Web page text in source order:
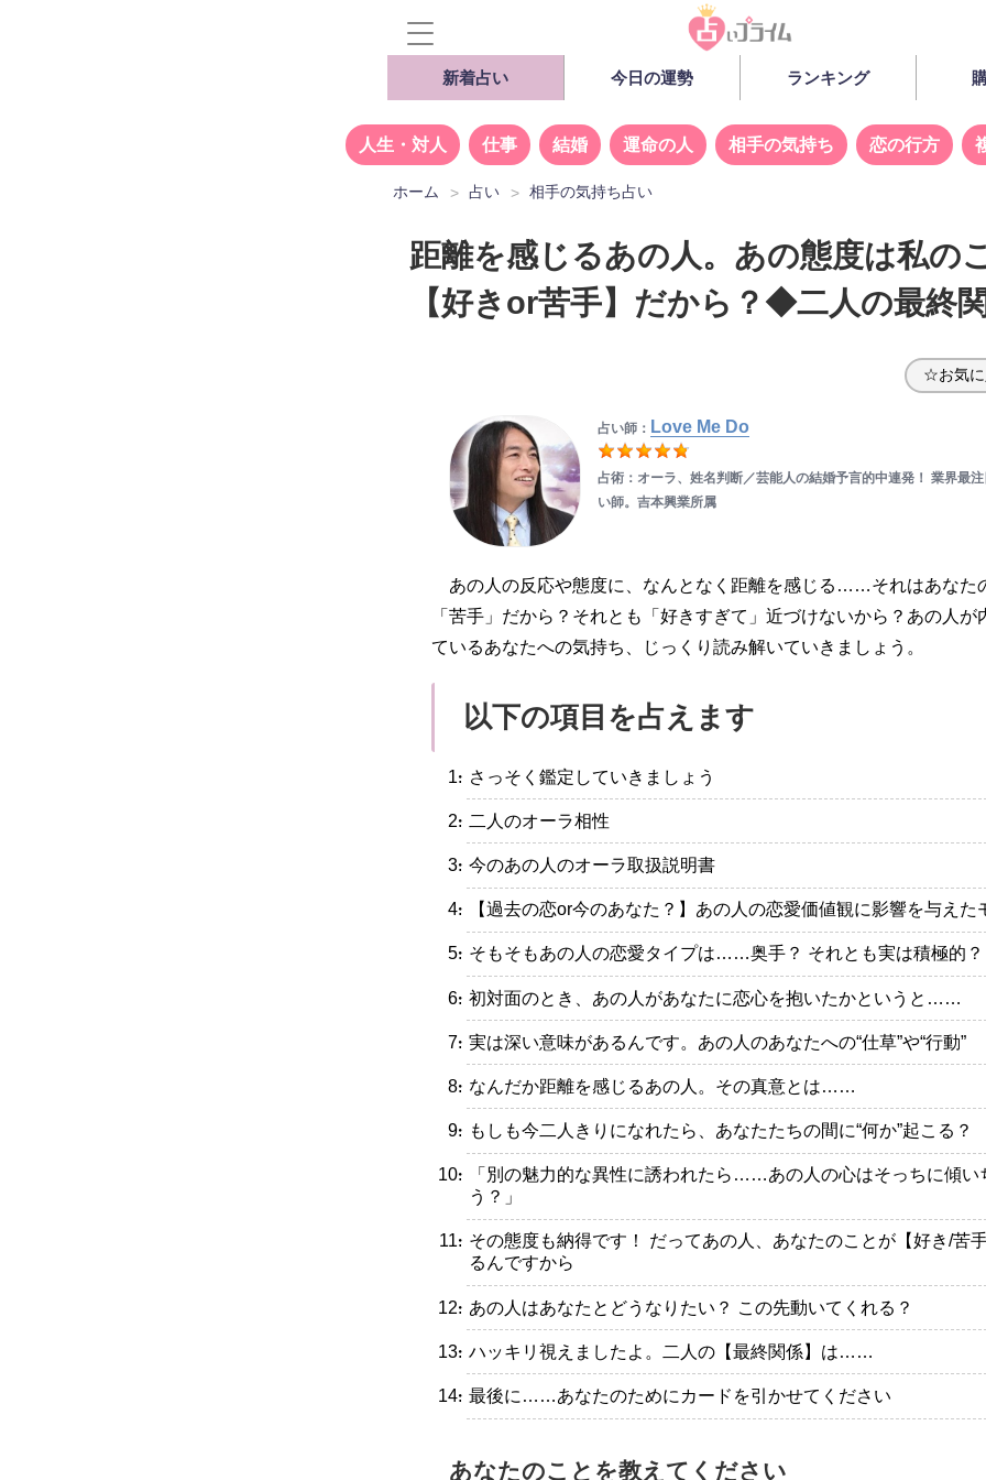
新着占い 今日の運勢 ランキング
人生・対人 仕事 結婚 運命の人 相手の気持ち 恋の行方
ホーム 占い 相手の気持ち占い
距離を感じるあの人。あの態度は私の
【好きor苦手】だから？◆二人の最終
☆お気に
占い師： Love Me Do
占術：オーラ、姓名判断／芸能人の結婚予言的中連発！ 業界最注
い師。吉本興業所属
あの人の反応や態度に、なんとなく距離を感じる……それはあなた
「苦手」だから？それとも「好きすぎて」近づけないから？あの人が
ているあなたへの気持ち、じっくり読み解いていきましょう。
以下の項目を占えます
・さっそく鑑定していきましょう
・二人のオーラ相性
・今のあの人のオーラ取扱説明書
・【過去の恋or今のあなた？】あの人の恋愛価値観に影響を与えた
・そもそもあの人の恋愛タイプは……奥手？ それとも実は積極的？
・初対面のとき、あの人があなたに恋心を抱いたかというと……
・実は深い意味があるんです。あの人のあなたへの“仕草”や“行動”
・なんだか距離を感じるあの人。その真意とは……
・もしも今二人きりになれたら、あなたたちの間に“何か”起こる？
・「別の魅力的な異性に誘われたら……あの人の心はそっちに傾い
う？」
・その態度も納得です！ だってあの人、あなたのことが【好き/苦
るんですから
・あの人はあなたとどうなりたい？ この先動いてくれる？
・ハッキリ視えましたよ。二人の【最終関係】は……
・最後に……あなたのためにカードを引かせてください
あなたのことを教えてください